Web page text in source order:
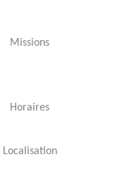
Missions
Horaires
Localisation